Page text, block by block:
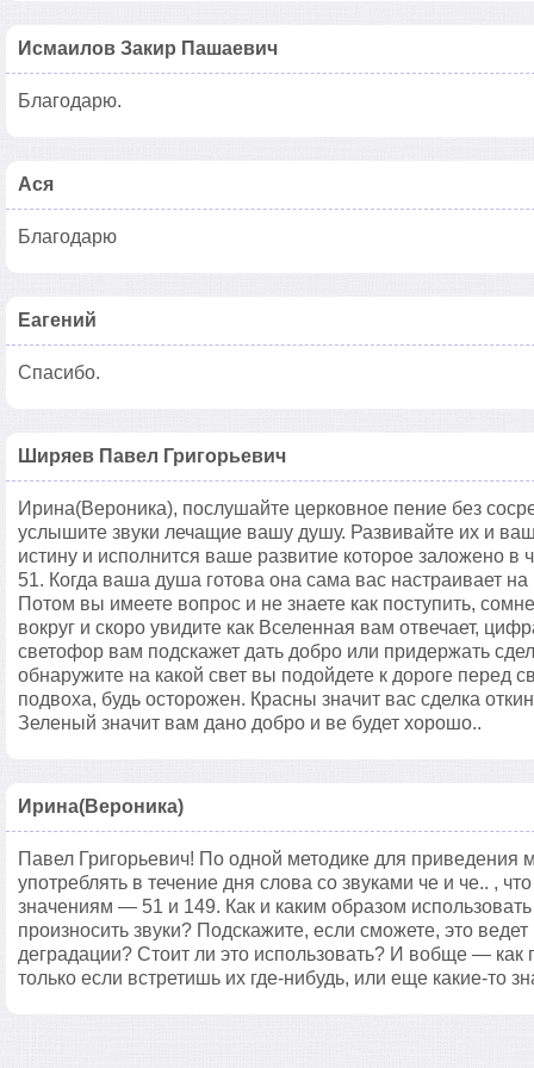
Исмаилов Закир Пашаевич
Благодарю.
Ася
Благодарю
Еагений
Спасибо.
Ширяев Павел Григорьевич
Ирина(Вероника), послушайте церковное пение без
услышите звуки лечащие вашу душу. Развивайте их и
истину и исполнится ваше развитие которое заложено в
51. Когда ваша душа готова она сама вас настраивает на
Потом вы имеете вопрос и не знаете как поступить,
вокруг и скоро увидите как Вселенная вам отвечает,
светофор вам подскажет дать добро или придержать
обнаружите на какой свет вы подойдете к дороге перед
подвоха, будь осторожен. Красны значит вас сделка
Зеленый значит вам дано добро и ве будет хорошо..
Ирина(Вероника)
Павел Григорьевич! По одной методике для приведения
употреблять в течение дня слова со звуками че и че.. ,
значениям — 51 и 149. Как и каким образом
произносить звуки? Подскажите, если сможете, это
деградации? Стоит ли это использовать? И вобще — как
только если встретишь их где-нибудь, или еще какие-то